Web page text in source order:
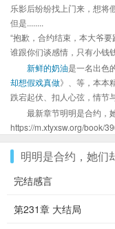
乐影后纷纷找上门来，想将
但是........
“抱歉，合约结束，本大爷要
谁跟你们谈感情，只有小钱
新鲜的奶油是一名出色
却想假戏真做》、等，本本
跌宕起伏、扣人心弦，情节
最新章节明明是合约，
https://m.xtyxsw.org/book/
明明是合约，她们
完结感言
第231章 大结局